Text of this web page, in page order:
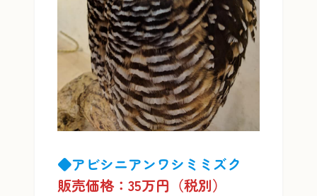
◆アビシニアンワシミミズク
販売価格：35万円（税別）